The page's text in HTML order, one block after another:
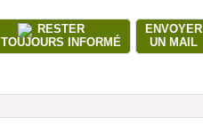
RESTER
TOUJOURS INFORMÉ
ENVOYER
UN MAIL